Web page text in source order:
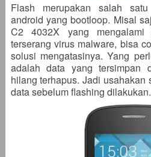
Flash merupakan salah
android yang bootloop. Misal
C2 4032X yang mengalami
terserang virus malware, bisa
solusi mengatasinya. Yang
adalah data yang tersimpan
hilang terhapus. Jadi usahakan
data sebelum flashing dilakukan.